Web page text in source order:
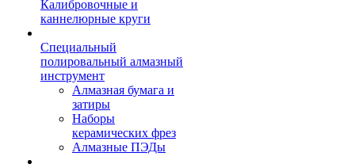
Калибровочные и
каннелюрные круги
Специальный
полировальный алмазный
инструмент
Алмазная бумага и
затиры
Наборы
керамических фрез
Алмазные ПЭДы